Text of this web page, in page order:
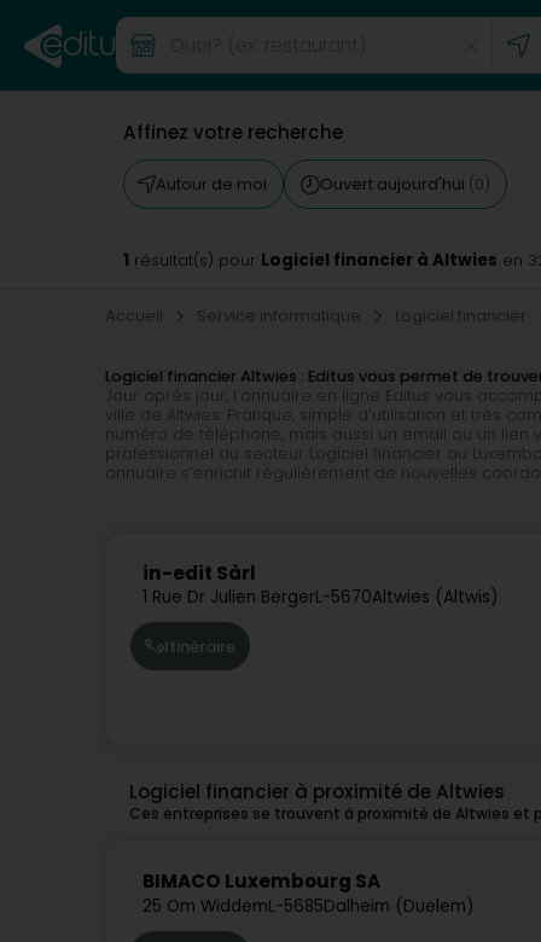
Affinez votre recherche
Autour de moi Ouvert aujourd'hui (0)
1 résultat(s) pour Logiciel financier à Altwies en
Accueil Service informatique Logiciel financier
Logiciel financier Altwies : Editus vous permet de
Jour après jour, l’annuaire en ligne Editus vous
ville de Altwies. Pratique, simple d’utilisation et très
numéro de téléphone, mais aussi un email ou un lien
professionnel du secteur Logiciel financier au
annuaire s’enrichit régulièrement de nouvelles
in-edit Sàrl
1 Rue Dr Julien BergerL-5670Altwies (Altwis)
Itinéraire
Logiciel financier à proximité de Altwies
Ces entreprises se trouvent à proximité de Altwies et
BIMACO Luxembourg SA
25 Om WiddemL-5685Dalheim (Duelem)